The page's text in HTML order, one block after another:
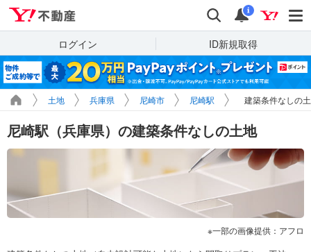
検索 通知
i
ログイン ID新規取得
土地 兵庫県 尼崎市 尼崎駅 建築条件なしの
尼崎駅（兵庫県）の建築条件なしの土地
一部の画像提供：アフロ